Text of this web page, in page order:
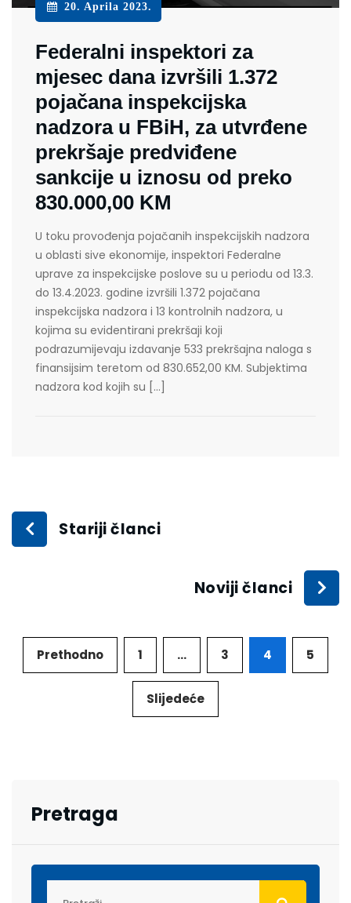
20. Aprila 2023.
Federalni inspektori za
mjesec dana izvršili 1.372
pojačana inspekcijska
nadzora u FBiH, za utvrđene
prekršaje predviđene
sankcije u iznosu od preko
830.000,00 KM
U toku provođenja pojačanih inspekcijskih nadzora
u oblasti sive ekonomije, inspektori Federalne
uprave za inspekcijske poslove su u periodu od 13.3.
do 13.4.2023. godine izvršili 1.372 pojačana
inspekcijska nadzora i 13 kontrolnih nadzora, u
kojima su evidentirani prekršaji koji
podrazumijevaju izdavanje 533 prekršajna naloga s
finansijsim teretom od 830.652,00 KM. Subjektima
nadzora kod kojih su […]
Stariji članci
Noviji članci
Prethodno 1 … 3 4 5
Slijedeće
Pretraga